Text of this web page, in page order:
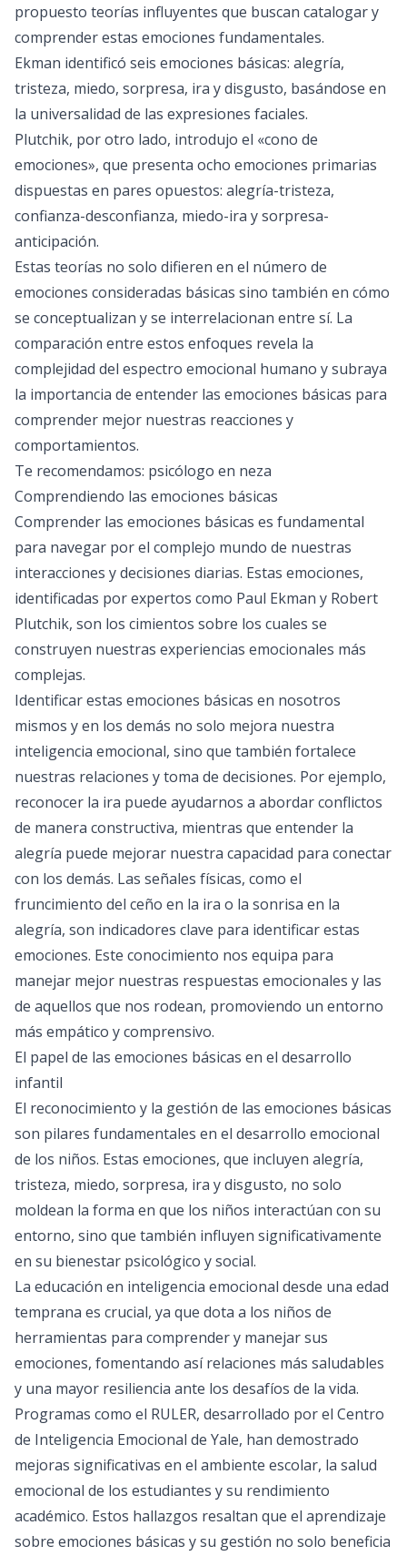
propuesto teorías influyentes que buscan catalogar y
comprender estas emociones fundamentales.
Ekman identificó seis emociones básicas: alegría,
tristeza, miedo, sorpresa, ira y disgusto, basándose en
la universalidad de las expresiones faciales.
Plutchik, por otro lado, introdujo el «cono de
emociones», que presenta ocho emociones primarias
dispuestas en pares opuestos: alegría-tristeza,
confianza-desconfianza, miedo-ira y sorpresa-
anticipación.
Estas teorías no solo difieren en el número de
emociones consideradas básicas sino también en cómo
se conceptualizan y se interrelacionan entre sí. La
comparación entre estos enfoques revela la
complejidad del espectro emocional humano y subraya
la importancia de entender las emociones básicas para
comprender mejor nuestras reacciones y
comportamientos.
Te recomendamos: psicólogo en neza
Comprendiendo las emociones básicas
Comprender las emociones básicas es fundamental
para navegar por el complejo mundo de nuestras
interacciones y decisiones diarias. Estas emociones,
identificadas por expertos como Paul Ekman y Robert
Plutchik, son los cimientos sobre los cuales se
construyen nuestras experiencias emocionales más
complejas.
Identificar estas emociones básicas en nosotros
mismos y en los demás no solo mejora nuestra
inteligencia emocional, sino que también fortalece
nuestras relaciones y toma de decisiones. Por ejemplo,
reconocer la ira puede ayudarnos a abordar conflictos
de manera constructiva, mientras que entender la
alegría puede mejorar nuestra capacidad para conectar
con los demás. Las señales físicas, como el
fruncimiento del ceño en la ira o la sonrisa en la
alegría, son indicadores clave para identificar estas
emociones. Este conocimiento nos equipa para
manejar mejor nuestras respuestas emocionales y las
de aquellos que nos rodean, promoviendo un entorno
más empático y comprensivo.
El papel de las emociones básicas en el desarrollo
infantil
El reconocimiento y la gestión de las emociones básicas
son pilares fundamentales en el desarrollo emocional
de los niños. Estas emociones, que incluyen alegría,
tristeza, miedo, sorpresa, ira y disgusto, no solo
moldean la forma en que los niños interactúan con su
entorno, sino que también influyen significativamente
en su bienestar psicológico y social.
La educación en inteligencia emocional desde una edad
temprana es crucial, ya que dota a los niños de
herramientas para comprender y manejar sus
emociones, fomentando así relaciones más saludables
y una mayor resiliencia ante los desafíos de la vida.
Programas como el RULER, desarrollado por el Centro
de Inteligencia Emocional de Yale, han demostrado
mejoras significativas en el ambiente escolar, la salud
emocional de los estudiantes y su rendimiento
académico. Estos hallazgos resaltan que el aprendizaje
sobre emociones básicas y su gestión no solo beneficia